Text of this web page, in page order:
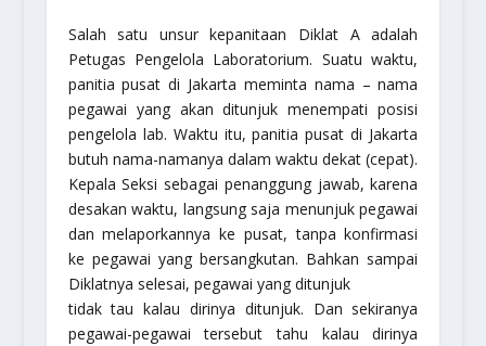
Salah satu unsur kepanitaan Diklat A adalah
Petugas Pengelola Laboratorium. Suatu waktu,
panitia pusat di Jakarta meminta nama – nama
pegawai yang akan ditunjuk menempati posisi
pengelola lab. Waktu itu, panitia pusat di Jakarta
butuh nama-namanya dalam waktu dekat (cepat).
Kepala Seksi sebagai penanggung jawab, karena
desakan waktu, langsung saja menunjuk pegawai
dan melaporkannya ke pusat, tanpa konfirmasi
ke pegawai yang bersangkutan. Bahkan sampai
Diklatnya selesai, pegawai yang ditunjuk
tidak tau kalau dirinya ditunjuk. Dan sekiranya
pegawai-pegawai tersebut tahu kalau dirinya